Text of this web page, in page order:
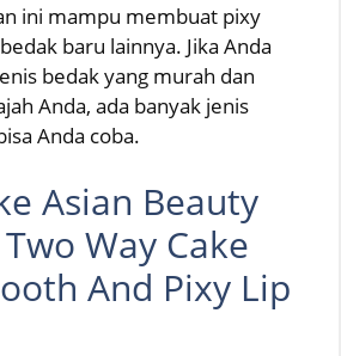
ini mampu membuat pixy
baru lainnya. Jika Anda
bedak yang murah dan
Anda, ada banyak jenis
Anda coba.
Asian Beauty
Way Cake
And Pixy Lip